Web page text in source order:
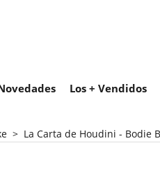
Los + Vendidos
> La Carta de Houdini - Bodie